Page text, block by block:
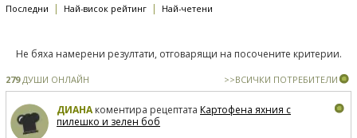
Последни | Най-висок рейтинг | Най-четени
Не бяха намерени резултати, отговарящи на посочените критерии.
279ДУШИ ОНЛАЙН >>ВСИЧКИ ПОТРЕБИТЕЛИ
ДИАНАкоментира рецептата Картофена яхния с
пилешко и зелен боб